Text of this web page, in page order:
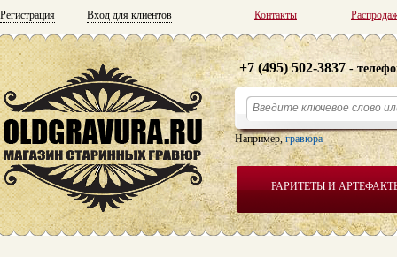
Регистрация Вход для клиентов Контакты
РАРИТЕТЫ И
+7 (495) 502-3837 -
Например,гравюра